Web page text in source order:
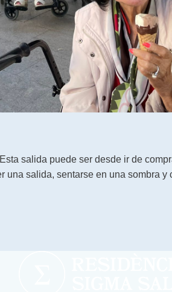
salida puede ser desde ir de
salida, sentarse en una sombra y